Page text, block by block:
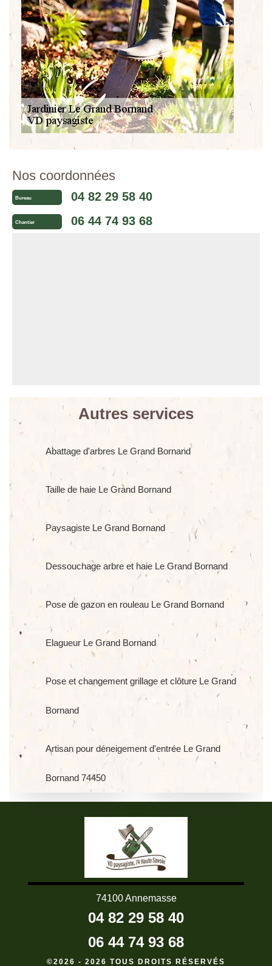
Nos coordonnées
Bureau 04 82 29 58 40
Chantier 06 44 74 93 68
Autres services
Abattage d'arbres Le Grand Bornand
Taille de haie Le Grand Bornand
Paysagiste Le Grand Bornand
Dessouchage arbre et haie Le Grand Bornand
Pose de gazon en rouleau Le Grand Bornand
Elagueur Le Grand Bornand
Pose et changement grillage et clôture Le Grand
Bornand
Artisan pour déneigement d'entrée Le Grand
Bornand 74450
74100 Annemasse
04 82 29 58 40
06 44 74 93 68
©2026 - 2026 TOUS DROITS RÉSERVÉS